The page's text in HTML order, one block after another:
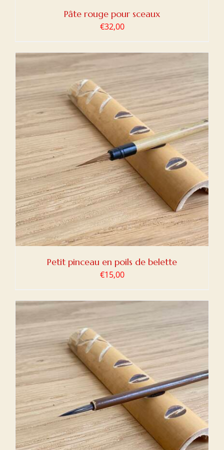
Pâte rouge pour sceaux
€32,00
Petit pinceau en poils de belette
€15,00